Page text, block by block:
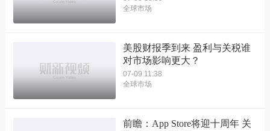
全球市场
美股财报季到来 盈利与关税谁
对市场影响更大？
07-09 11:38
全球市场
前瞻：App Store将迎十周年 关